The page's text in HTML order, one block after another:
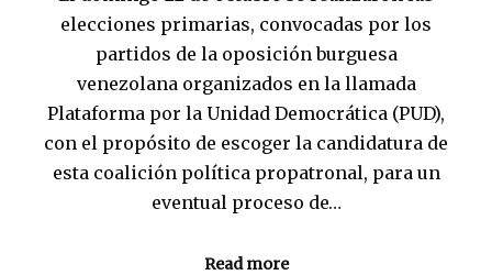
elecciones primarias, convocadas por los
partidos de la oposición burguesa
venezolana organizados en la llamada
Plataforma por la Unidad Democrática (PUD),
con el propósito de escoger la candidatura de
esta coalición política propatronal, para un
eventual proceso de…
Read more